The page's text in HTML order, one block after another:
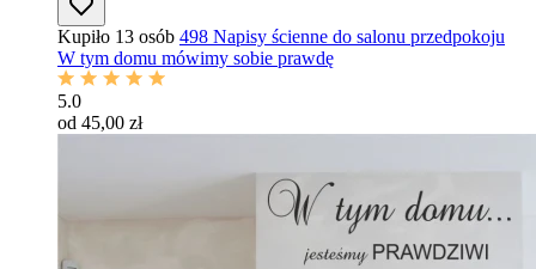
Kupiło 13 osób 498 Napisy ścienne do salonu przedpokoju
W tym domu mówimy sobie prawdę
5.0
od 45,00 zł